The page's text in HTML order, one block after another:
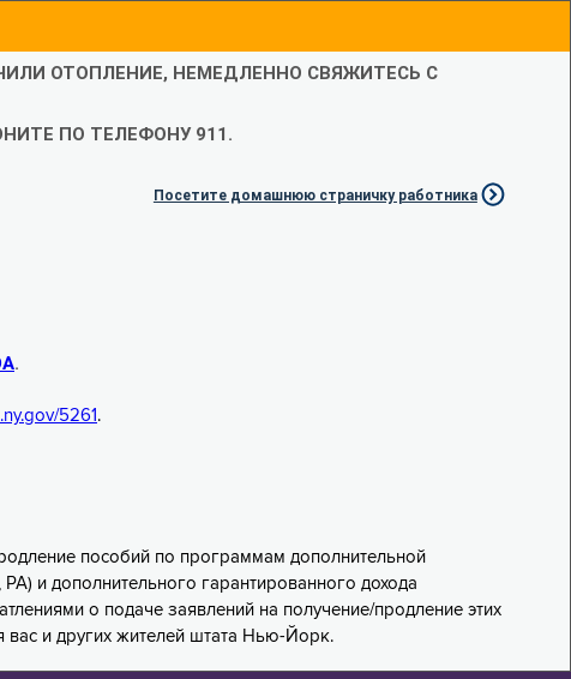
ОТОПЛЕНИЕ, НЕМЕДЛЕННО СВЯЖИТЕСЬ С
ПО ТЕЛЕФОНУ 911.
Посетите домашнюю страничку работника
.
5261.
пособий по программам дополнительной
и дополнительного гарантированного дохода
о подаче заявлений на получение/продление этих
вас и других жителей штата Нью-Йорк.